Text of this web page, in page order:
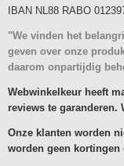
IBAN NL88 RABO
"We vinden het
geven over onze
daarom onpartijdig
Webwinkelkeur heeft
reviews te garanderen.
Onze klanten worden
worden geen kortingen